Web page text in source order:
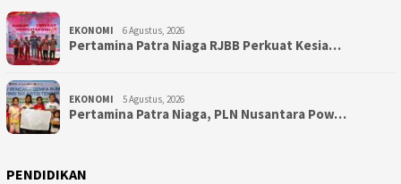
EKONOMI 6 Agustus, 2026
Pertamina Patra Niaga RJBB Perkuat Kesia…
EKONOMI 5 Agustus, 2026
Pertamina Patra Niaga, PLN Nusantara Pow…
PENDIDIKAN